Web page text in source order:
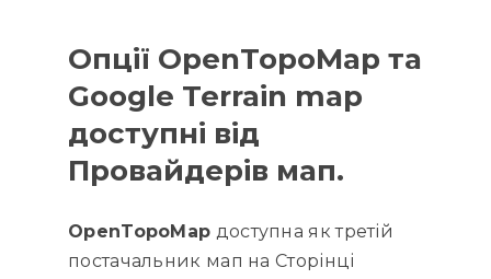
Опції OpenTopoMap та
Google Terrain map
доступні від
Провайдерів мап.
OpenTopoMap доступна як третій
постачальник мап на Сторінці